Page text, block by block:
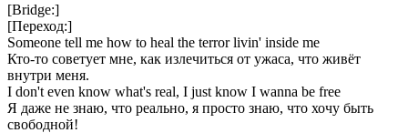
[Bridge:]
[Переход:]
Someone tell me how to heal the terror livin' inside me
Кто-то советует мне, как излечиться от ужаса, что живёт
внутри меня.
I don't even know what's real, I just know I wanna be free
Я даже не знаю, что реально, я просто знаю, что хочу быть
свободной!